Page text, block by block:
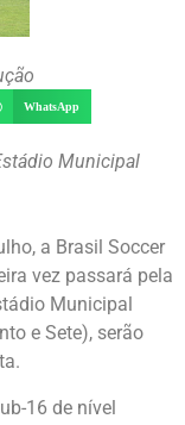
WhatsApp
Municipal
a Brasil Soccer
vez passará pela
Municipal
e Sete), serão
16 de nível